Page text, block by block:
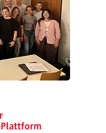
Plattform